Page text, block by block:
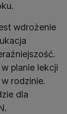
wdrożenie
planie lekcji
rodzinie.
dla